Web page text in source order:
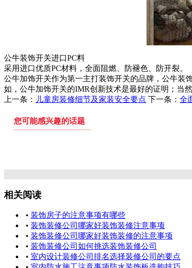
公牛装饰开关进口PC料
采用进口优质PC材料，全面阻燃、防褪色、防开裂。
公牛加饰开关作为第一主打装饰开关的品牌，公牛装
如，公牛加饰开关的IMR创新技术是最好的证明；当
上一条：
儿童房装修细节及家装安全要点 下一条： 全
您可能感兴趣的话题
相关阅读
• 装饰房子的注意事项有哪些
• 装饰装修公司哪家好装饰装修注意事项
• 装饰装修公司哪家好装饰装修的注意事项
• 装饰装修公司如何挑选装饰装修公司
• 室内设计装修公司排名选择装修公司的要点